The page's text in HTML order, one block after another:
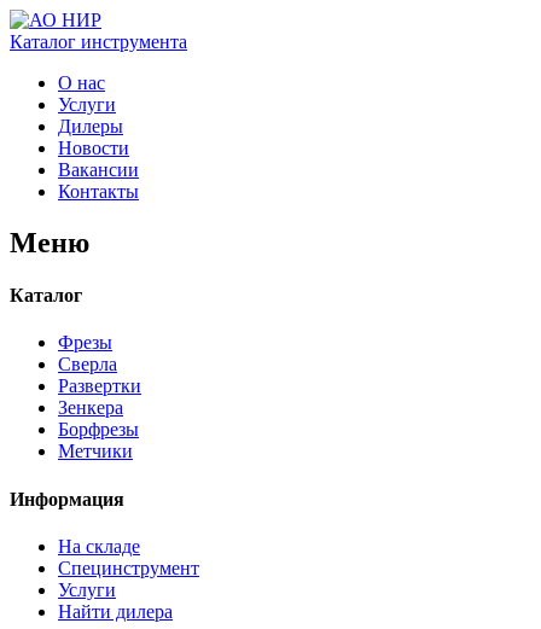
Каталог инструмента
О нас
Услуги
Дилеры
Новости
Вакансии
Контакты
Меню
Каталог
Фрезы
Сверла
Развертки
Зенкера
Борфрезы
Метчики
Информация
На складе
Специнструмент
Услуги
Найти дилера